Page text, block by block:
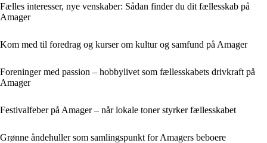
Fælles interesser, nye venskaber: Sådan finder du dit fællesskab på
Amager
Kom med til foredrag og kurser om kultur og samfund på Amager
Foreninger med passion – hobbylivet som fællesskabets drivkraft på
Amager
Festivalfeber på Amager – når lokale toner styrker fællesskabet
Grønne åndehuller som samlingspunkt for Amagers beboere